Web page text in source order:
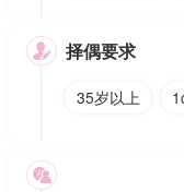
 择偶要求
35岁以上
